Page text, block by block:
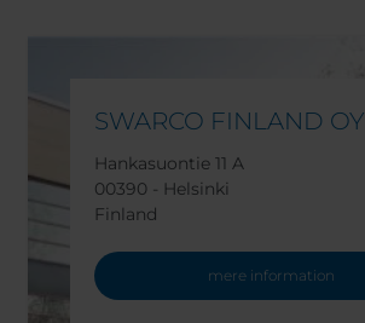
SWARCO FINLAND OY
Hankasuontie 11 A
00390 - Helsinki
Finland
mere information